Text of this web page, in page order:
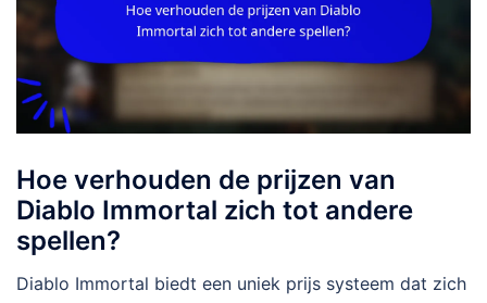
Hoe verhouden de prijzen van
Diablo Immortal zich tot andere
spellen?
Diablo Immortal biedt een uniek prijs systeem dat zich